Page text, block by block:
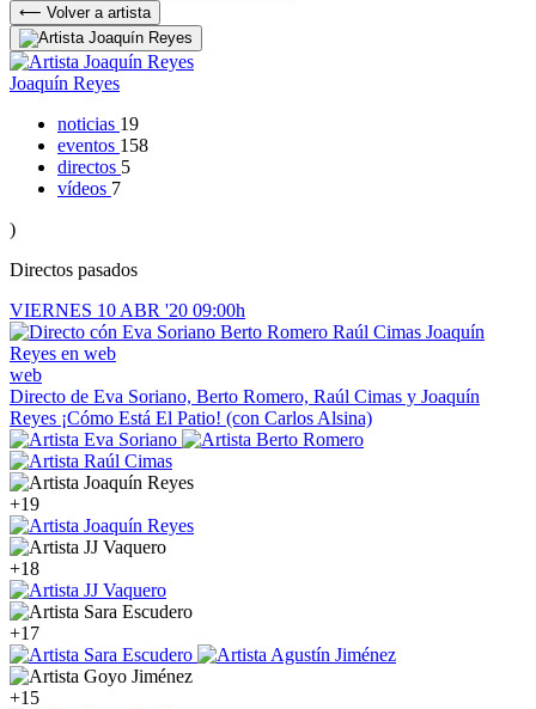
⟵ Volver a artista
Joaquín Reyes
noticias 19
eventos 158
directos 5
vídeos 7
)
Directos pasados
VIERNES 10 ABR '20 09:00h
web
Directo de Eva Soriano, Berto Romero, Raúl Cimas y Joaquín
Reyes ¡Cómo Está El Patio! (con Carlos Alsina)
+19
+18
+17
+15